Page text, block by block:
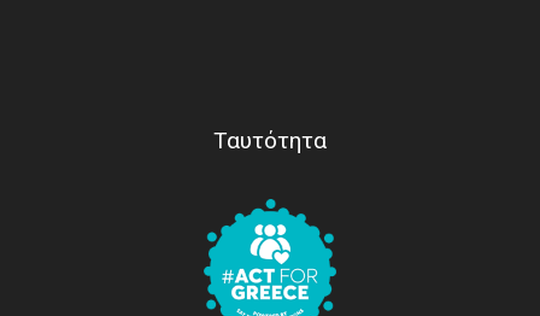
Ταυτότητα